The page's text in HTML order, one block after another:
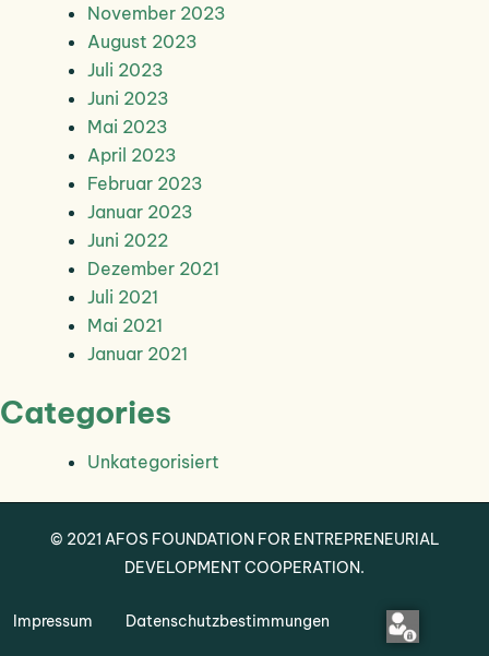
November 2023
August 2023
Juli 2023
Juni 2023
Mai 2023
April 2023
Februar 2023
Januar 2023
Juni 2022
Dezember 2021
Juli 2021
Mai 2021
Januar 2021
Categories
Unkategorisiert
© 2021 AFOSFOUNDATION FOR ENTREPRENEURIAL
DEVELOPMENT COOPERATION.
Impressum Datenschutzbestimmungen